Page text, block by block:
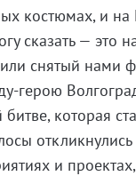
костюмах, и
сказать — это
снятый нами
герою
которая
и проектах,